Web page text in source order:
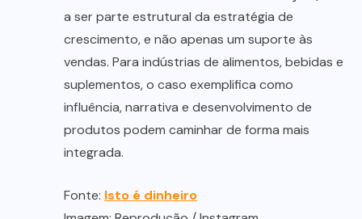
a ser parte estrutural da estratégia de
crescimento, e não apenas um suporte às
vendas. Para indústrias de alimentos, bebidas e
suplementos, o caso exemplifica como
influência, narrativa e desenvolvimento de
produtos podem caminhar de forma mais
integrada.
Fonte: Isto é dinheiro